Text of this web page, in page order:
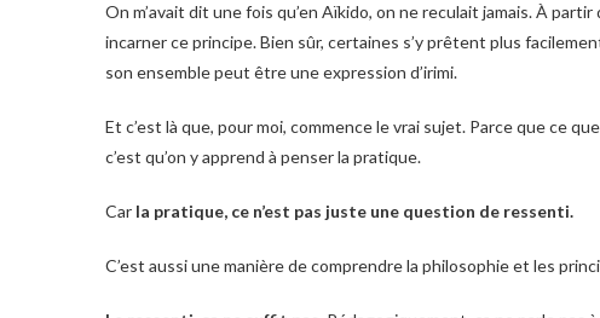
On m’avait dit une fois qu’en Aïkido, on ne reculait jamais. À
incarner ce principe. Bien sûr, certaines s’y prêtent plus
son ensemble peut être une expression d’irimi.
Et c’est là que, pour moi, commence le vrai sujet. Parce que ce
c’est qu’on y apprend à penser la pratique.
Car la pratique, ce n’est pas juste une question de ressenti.
C’est aussi une manière de comprendre la philosophie et les